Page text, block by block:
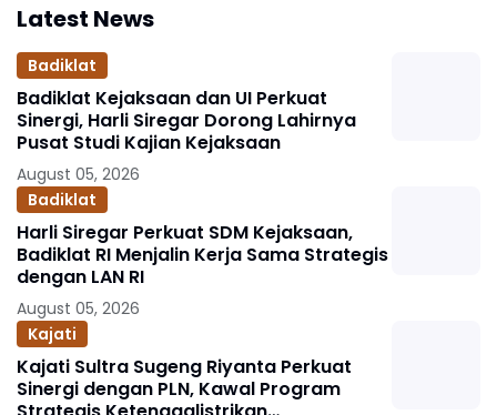
Latest News
Badiklat
Badiklat Kejaksaan dan UI Perkuat
Sinergi, Harli Siregar Dorong Lahirnya
Pusat Studi Kajian Kejaksaan
August 05, 2026
Badiklat
Harli Siregar Perkuat SDM Kejaksaan,
Badiklat RI Menjalin Kerja Sama Strategis
dengan LAN RI
August 05, 2026
Kajati
Kajati Sultra Sugeng Riyanta Perkuat
Sinergi dengan PLN, Kawal Program